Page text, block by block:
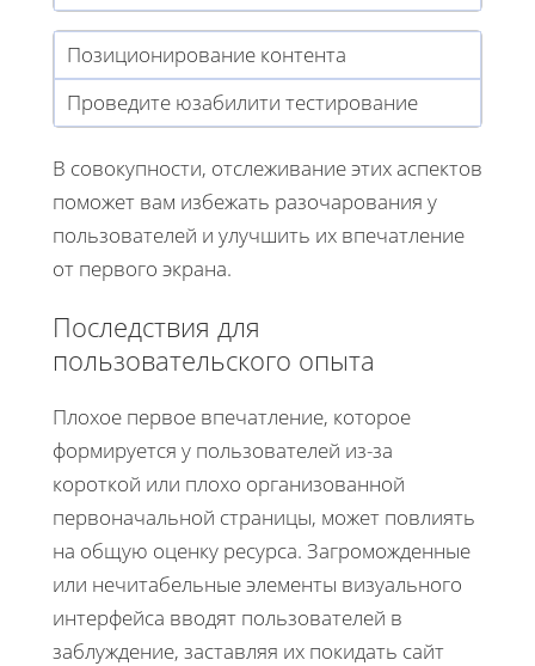
Позиционирование контента
Проведите юзабилити тестирование
В совокупности, отслеживание этих аспектов
поможет вам избежать разочарования у
пользователей и улучшить их впечатление
от первого экрана.
Последствия для
пользовательского опыта
Плохое первое впечатление, которое
формируется у пользователей из-за
короткой или плохо организованной
первоначальной страницы, может повлиять
на общую оценку ресурса. Загроможденные
или нечитабельные элементы визуального
интерфейса вводят пользователей в
заблуждение, заставляя их покидать сайт